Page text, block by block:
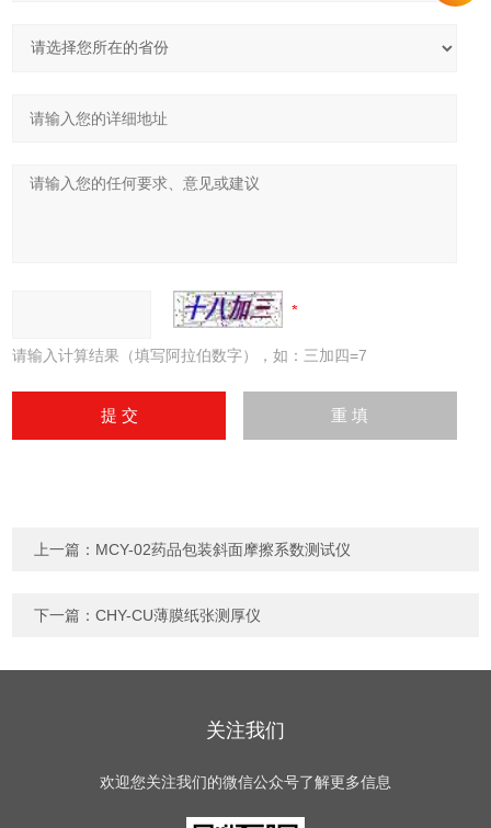
请输入计算结果（填写阿拉伯数字），如：三加四=7
上一篇： MCY-02药品包装斜面摩擦系数测试仪
下一篇：CHY-CU薄膜纸张测厚仪
关注我们
欢迎您关注我们的微信公众号了解更多信息